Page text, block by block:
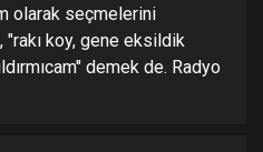
olarak seçmelerini
"rakı koy, gene eksildik
demek de. Radyo